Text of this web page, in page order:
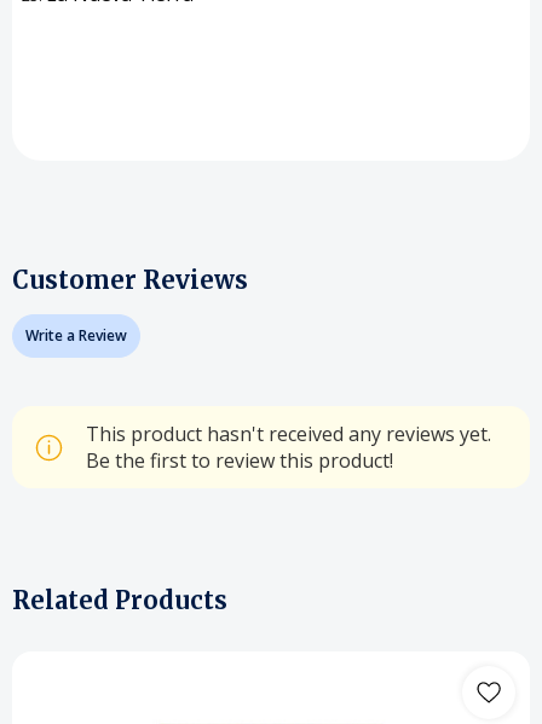
Customer Reviews
Write a Review
This product hasn't received any reviews yet.
Be the first to review this product!
Related Products